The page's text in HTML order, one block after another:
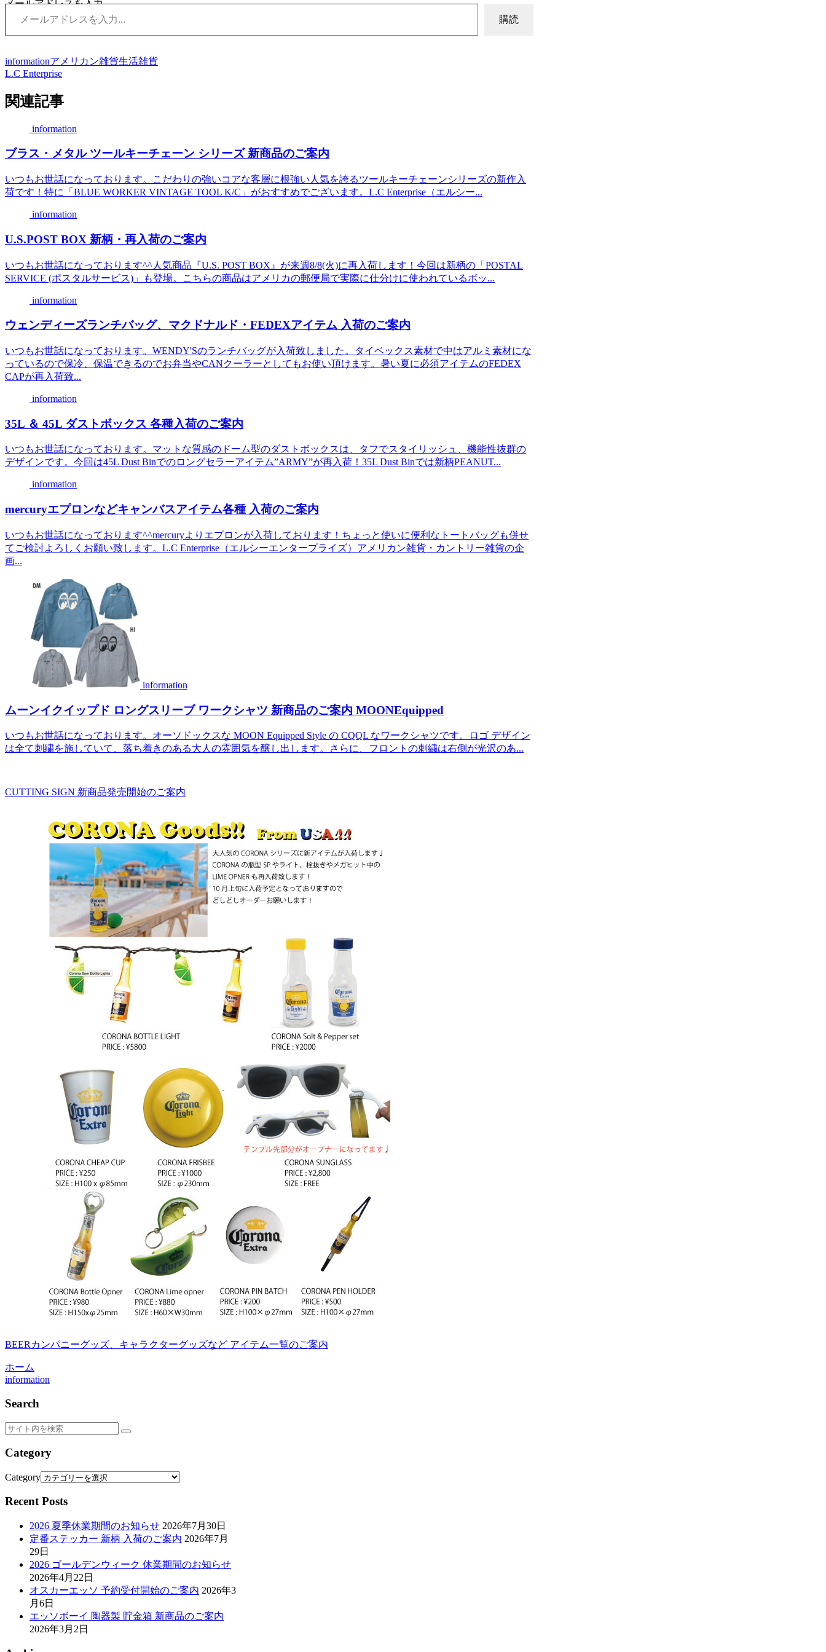
メールアドレスを入力...
購読
informationアメリカン雑貨生活雑貨
L.C Enterprise
関連記事
information
ブラス・メタル ツールキーチェーン シリーズ 新商品のご案内
いつもお世話になっております。こだわりの強いコアな客層に根強い人気を誇るツールキーチェーンシリーズの新作入
荷です！特に「BLUE WORKER VINTAGE TOOL K/C」がおすすめでございます。L.C Enterprise（エルシー...
information
U.S.POST BOX 新柄・再入荷のご案内
いつもお世話になっております^^人気商品『U.S. POST BOX』が来週8/8(火)に再入荷します！今回は新柄の「POSTAL
SERVICE (ポスタルサービス)」も登場。こちらの商品はアメリカの郵便局で実際に仕分けに使われているボッ...
information
ウェンディーズランチバッグ、マクドナルド・FEDEXアイテム 入荷のご案内
いつもお世話になっております。WENDY'Sのランチバッグが入荷致しました。タイベックス素材で中はアルミ素材にな
っているので保冷、保温できるのでお弁当やCANクーラーとしてもお使い頂けます。暑い夏に必須アイテムのFEDEX
CAPが再入荷致...
information
35L ＆ 45L ダストボックス 各種入荷のご案内
いつもお世話になっております。マットな質感のドーム型のダストボックスは、タフでスタイリッシュ、機能性抜群の
デザインです。今回は45L Dust Binでのロングセラーアイテム”ARMY”が再入荷！35L Dust Binでは新柄PEANUT...
information
mercuryエプロンなどキャンバスアイテム各種 入荷のご案内
いつもお世話になっております^^mercuryよりエプロンが入荷しております！ちょっと使いに便利なトートバッグも併せ
てご検討よろしくお願い致します。L.C Enterprise（エルシーエンタープライズ）アメリカン雑貨・カントリー雑貨の企
画...
information
ムーンイクイップド ロングスリーブ ワークシャツ 新商品のご案内 MOONEquipped
いつもお世話になっております。オーソドックスな MOON Equipped Style の CQQL なワークシャツです。ロゴ デザイン
は全て刺繍を施していて、落ち着きのある大人の雰囲気を醸し出します。さらに、フロントの刺繍は右側が光沢のあ...
CUTTING SIGN 新商品発売開始のご案内
BEERカンパニーグッズ、キャラクターグッズなど アイテム一覧のご案内
ホーム
information
Search
Category
Category
Recent Posts
2026 夏季休業期間のお知らせ 2026年7月30日
定番ステッカー 新柄 入荷のご案内 2026年7月
29日
2026 ゴールデンウィーク 休業期間のお知らせ
2026年4月22日
オスカーエッソ 予約受付開始のご案内 2026年3
月6日
エッソボーイ 陶器製 貯金箱 新商品のご案内
2026年3月2日